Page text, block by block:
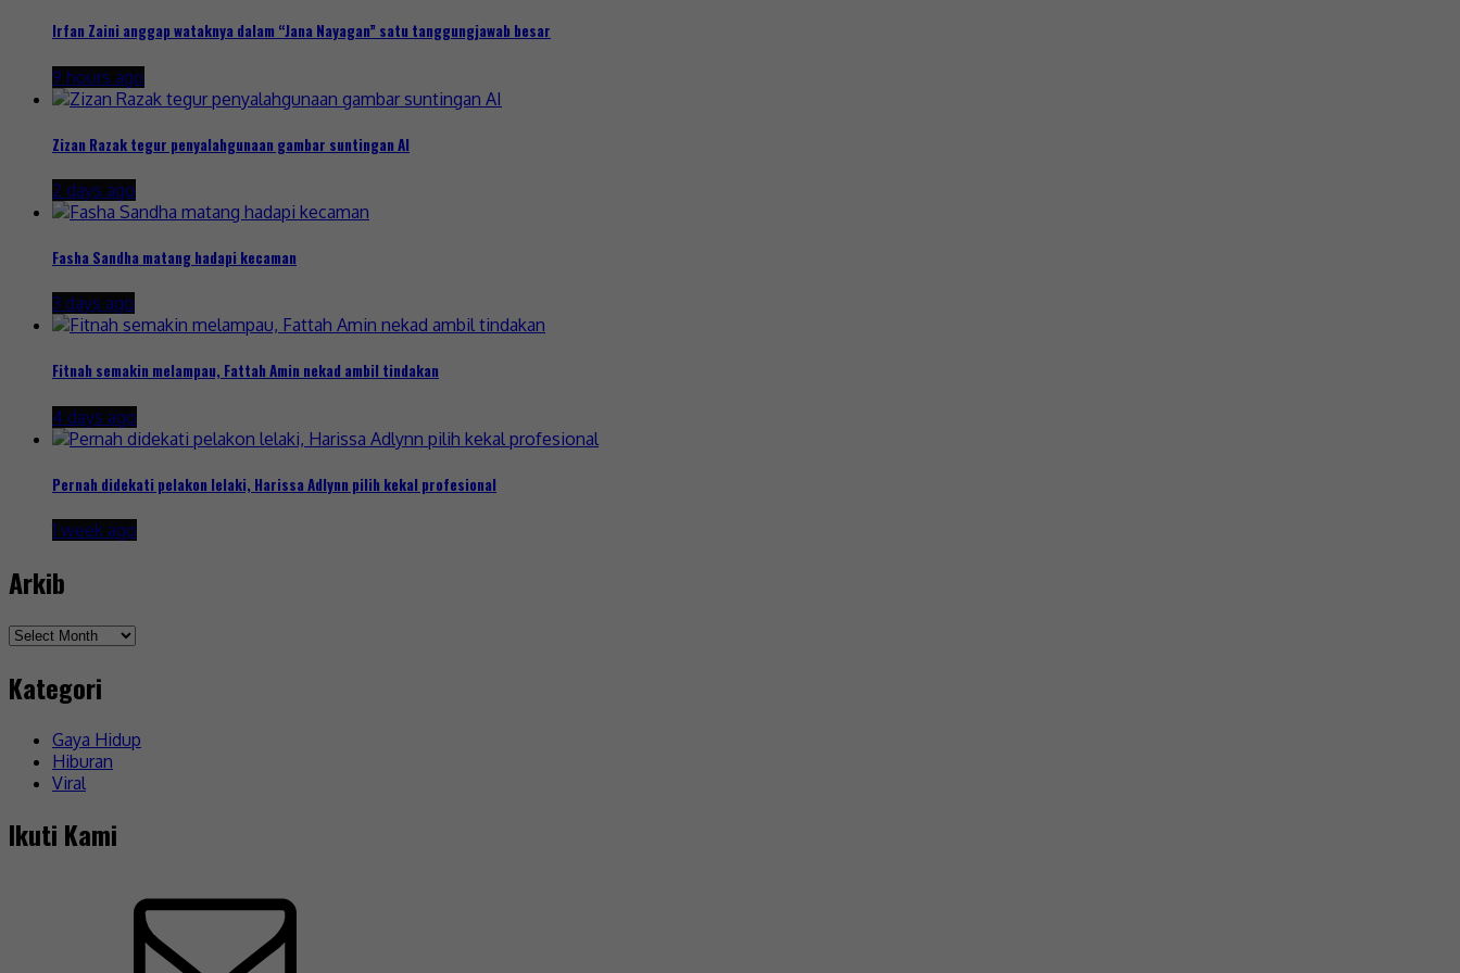
Irfan Zaini anggap wataknya dalam “Jana Nayagan” satu tanggungjawab besar
9 hours ago
Zizan Razak tegur penyalahgunaan gambar suntingan AI
2 days ago
Fasha Sandha matang hadapi kecaman
3 days ago
Fitnah semakin melampau, Fattah Amin nekad ambil tindakan
4 days ago
Pernah didekati pelakon lelaki, Harissa Adlynn pilih kekal profesional
1 week ago
Arkib
Arkib
Kategori
Gaya Hidup
Hiburan
Viral
Ikuti Kami